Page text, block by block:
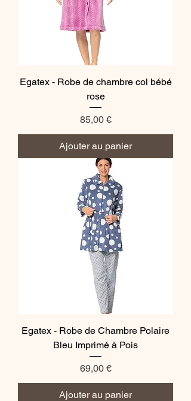
Egatex - Robe de chambre col bébé
rose
Prix
85,00 €
Ajouter au panier
Egatex - Robe de Chambre Polaire
Bleu Imprimé à Pois
Prix
69,00 €
Ajouter au panier